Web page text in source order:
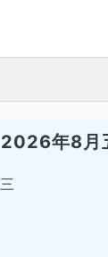
2026年8月
三